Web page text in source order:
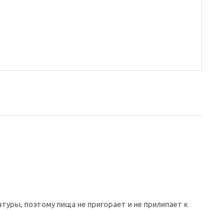
поэтому пища не пригорает и не прилипает к